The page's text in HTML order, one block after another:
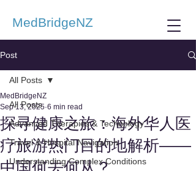
MedBridgeNZ
Post
All Posts
Advanced Therapies & Technology
Travel & Hospital Navigation
Understanding Complex Conditions
All Posts
探寻健康之旅：海外华人医
疗旅游热门目的地解析——
中国何去何从？
MedBridgeNZ
Sep 13, 2025 6 min read